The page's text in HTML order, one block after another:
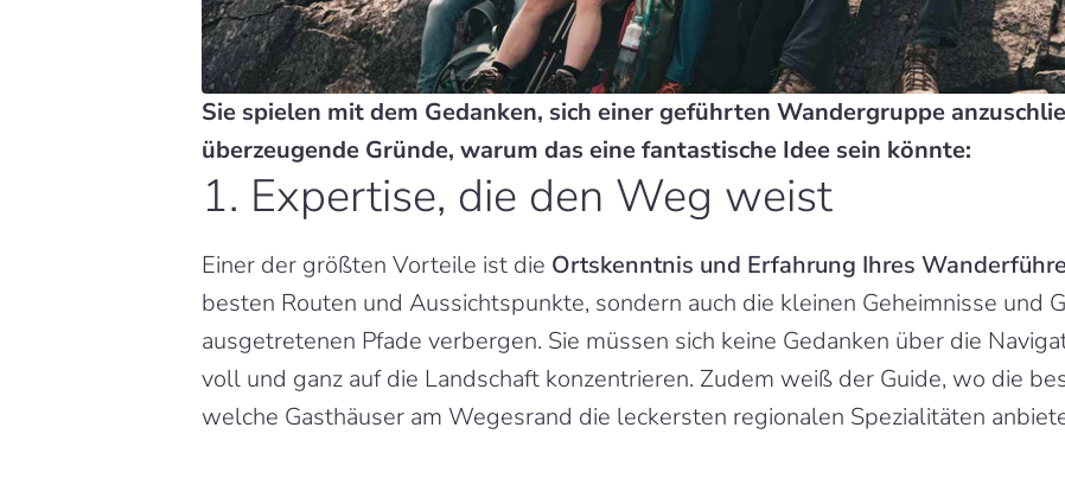
Sie spielen mit dem Gedanken, sich einer geführten Wandergruppe
überzeugende Gründe, warum das eine fantastische Idee sein könnte:
1. Expertise, die den Weg weist
Einer der größten Vorteile ist die Ortskenntnis und Erfahrung Ihres
besten Routen und Aussichtspunkte, sondern auch die kleinen Geheimnisse und
ausgetretenen Pfade verbergen. Sie müssen sich keine Gedanken über die
voll und ganz auf die Landschaft konzentrieren. Zudem weiß der Guide, wo die
welche Gasthäuser am Wegesrand die leckersten regionalen Spezialitäten